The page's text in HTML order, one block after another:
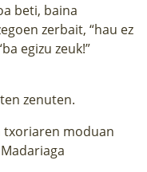
beti, baina
zerbait, “hau ez
egizu zeuk!”
zenuten.
txoriaren moduan